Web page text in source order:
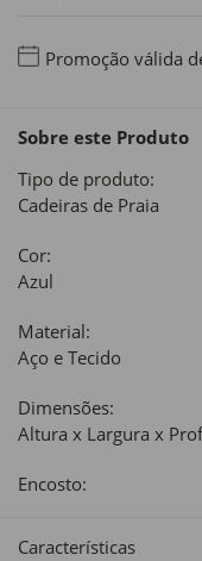
Promoção válida
Sobre este Produto
Tipo de produto:
Cadeiras de Praia
Cor:
Azul
Material:
Aço e Tecido
Dimensões:
Altura x Largura x
Encosto:
Características